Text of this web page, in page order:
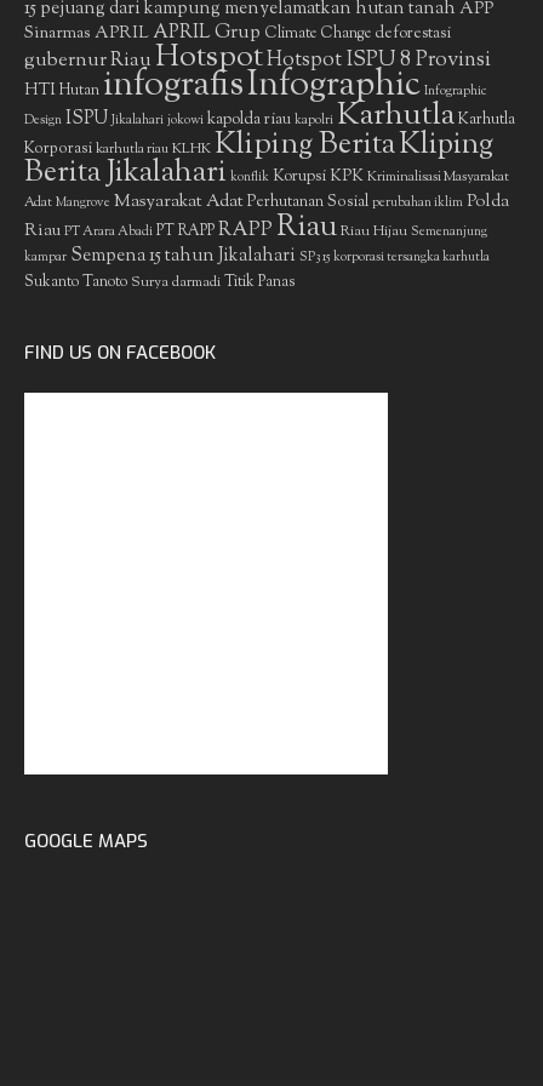
15 pejuang dari kampung menyelamatkan hutan tanah APP
Sinarmas APRIL APRIL Grup Climate Change deforestasi
gubernur RiauHotspotHotspot ISPU 8 Provinsi
HTIHutan infografisInfographic Infographic
Design ISPU Jikalahari jokowi kapolda riau kapolri KarhutlaKarhutla
Korporasikarhutla riauKLHKKliping BeritaKliping
Berita Jikalahari konflik Korupsi KPKKriminalisasi Masyarakat
Adat Mangrove Masyarakat AdatPerhutanan Sosial perubahan iklim Polda
Riau PT Arara Abadi PT RAPPRAPPRiauRiau Hijau Semenanjung
kampar Sempena 15 tahun Jikalahari SP3 15 korporasi tersangka karhutla
Sukanto Tanoto Surya darmadiTitik Panas
FIND US ON FACEBOOK
GOOGLE MAPS